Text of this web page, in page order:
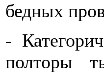
бедных
-
полторы